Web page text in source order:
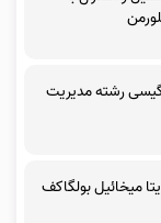
رشته مدیریت
میخائیل بولگاکف